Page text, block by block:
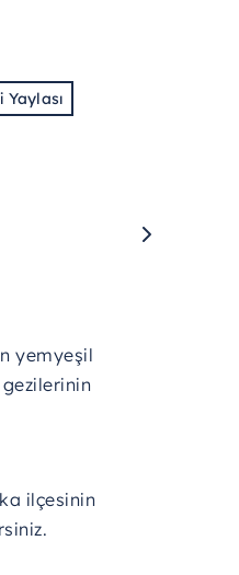
Yaylası
yemyeşil
ilçesinin